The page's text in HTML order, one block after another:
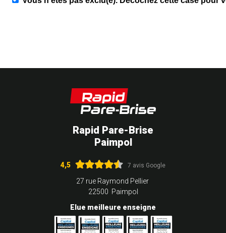
Rapid Pare-Brise
Paimpol
4,5 7 avis Google
27 rue Raymond Pellier
22500 Paimpol
Elue meilleure enseigne